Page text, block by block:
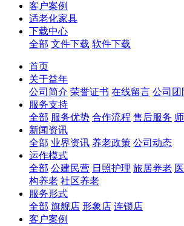
客户案例
适老化家具
下载中心
全部 文件下载 软件下载
首页
关于益年
公司简介 荣誉证书 在线留言 公司团
服务支持
全部 服务优势 合作流程 售后服务
新闻资讯
全部 业界资讯 养老政策 公司动态
运作模式
全部 公建民营 日照护理 旅居养老
构养老 社区养老
服务形式
全部 旗舰店 形象店 连锁店
客户案例